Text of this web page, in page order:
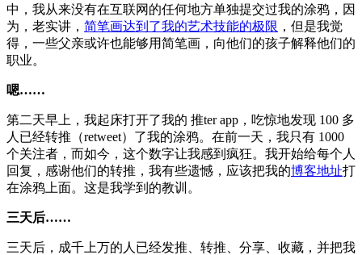
中，我从来没有在互联网的任何地方单独提交过我的涂鸦，因
为，老实讲， 简笔画达到了我的艺术技能的极限 ，但是我觉
得，一些父亲或许也能够用简笔画，向他们的孩子解释他们的
职业。
嗯……
第二天早上，我起床打开了我的 推ter app，吃惊地发现 100 多
人已经转推（retweet）了我的涂鸦。在前一天，我只有 1000
个关注者，而如今，这个数字让我感到疯狂。我开始给每个人
回复，感谢他们的转推，我有些遗憾，应该把我的博客地址打
在涂鸦上面。这是我学到的教训。
三天后……
三天后，成千上万的人已经发推、转推、分享、收藏，并把我